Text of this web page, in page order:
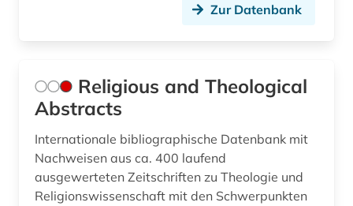
Zur Datenbank
Religious and Theological
Abstracts
Internationale bibliographische Datenbank mit
Nachweisen aus ca. 400 laufend
ausgewerteten Zeitschriften zu Theologie und
Religionswissenschaft mit den Schwerpunkten